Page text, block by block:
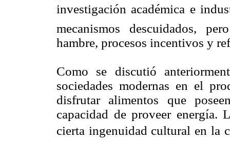
investigación académica e
mecanismos descuidados,
hambre, procesos incentivos y
Como se discutió
sociedades modernas en el
disfrutar alimentos que
capacidad de proveer energía.
cierta ingenuidad cultural en